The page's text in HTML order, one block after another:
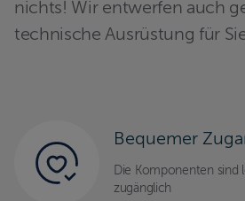
nichts! Wir entwerfen auch
technische Ausrüstung für
Bequemer
Die Komponenten sind
zugänglich